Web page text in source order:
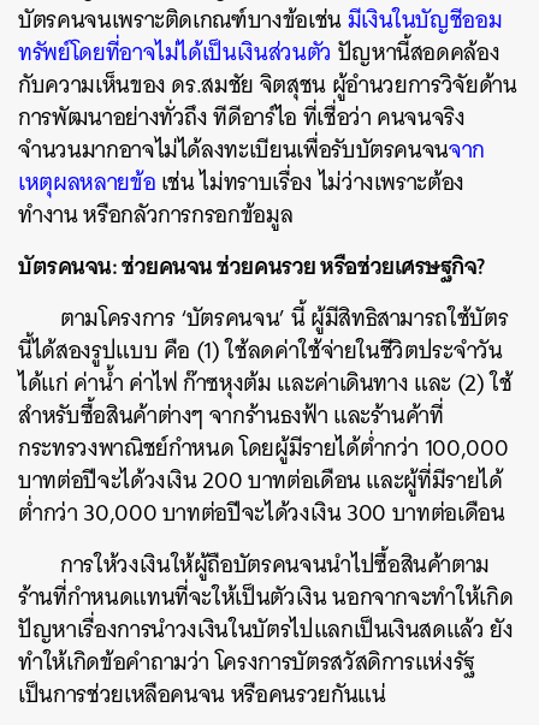
บัตรคนจนเพราะติดเกณฑ์บางข้อเช่นมีเงินในบัญชีออม
ทรัพย์โดยที่อาจไม่ได้เป็นเงินส่วนตัว ปัญหานี้สอดคล้อง
กับความเห็นของ ดร.สมชัย จิตสุชน ผู้อำนวยการวิจัยด้าน
การพัฒนาอย่างทั่วถึง ทีดีอาร์ไอ ที่เชื่อว่า คนจนจริง
จำนวนมากอาจไม่ได้ลงทะเบียนเพื่อรับบัตรคนจนจาก
เหตุผลหลายข้อเช่น ไม่ทราบเรื่อง ไม่ว่างเพราะต้อง
ทำงาน หรือกลัวการกรอกข้อมูล
บัตรคนจน: ช่วยคนจน ช่วยคนรวย หรือช่วยเศรษฐกิจ?
ตามโครงการ ‘บัตรคนจน’ นี้ ผู้มีสิทธิสามารถใช้บัตร
นี้ได้สองรูปแบบ คือ (1) ใช้ลดค่าใช้จ่ายในชีวิตประจำวัน
ได้แก่ ค่าน้ำ ค่าไฟ ก๊าซหุงต้ม และค่าเดินทาง และ (2) ใช้
สำหรับซื้อสินค้าต่างๆ จากร้านธงฟ้า และร้านค้าที่
กระทรวงพาณิชย์กำหนด โดยผู้มีรายได้ต่ำกว่า 100,000
บาทต่อปีจะได้วงเงิน 200 บาทต่อเดือน และผู้ที่มีรายได้
ต่ำกว่า 30,000 บาทต่อปีจะได้วงเงิน 300 บาทต่อเดือน
การให้วงเงินให้ผู้ถือบัตรคนจนนำไปซื้อสินค้าตาม
ร้านที่กำหนดแทนที่จะให้เป็นตัวเงิน นอกจากจะทำให้เกิด
ปัญหาเรื่องการนำวงเงินในบัตรไปแลกเป็นเงินสดแล้ว ยัง
ทำให้เกิดข้อคำถามว่า โครงการบัตรสวัสดิการแห่งรัฐ
เป็นการช่วยเหลือคนจน หรือคนรวยกันแน่
SHARE TWEET LINE EMAIL